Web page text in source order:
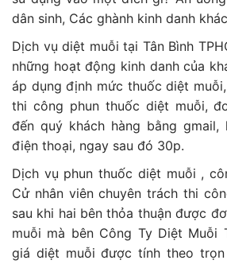
dân sinh, Các ghành kinh danh
Dịch vụ diệt muỗi tại Tân Bình
những hoạt động kinh danh của
áp dụng định mức thuốc diệt
thi công phun thuốc diệt muỗi,
đến quý khách hàng bằng
điện thoại, ngay sau đó 30p.
Dịch vụ phun thuốc diệt muỗi ,
Cử nhân viên chuyên trách thi
sau khi hai bên thỏa thuận được
muỗi mà bên Công Ty Diệt Muỗi
giá diệt muỗi được tính theo